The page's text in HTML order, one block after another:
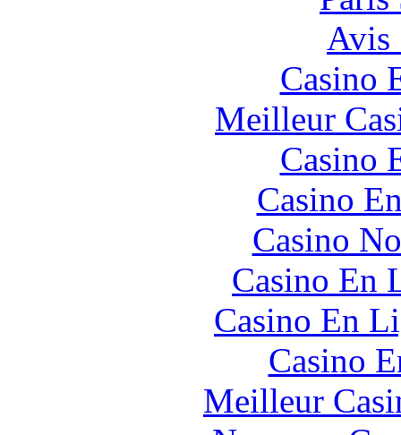
Avis
Casino
Meilleur
Casino
Casino
Casino
Casino En
Casino En
Casino
Meilleur